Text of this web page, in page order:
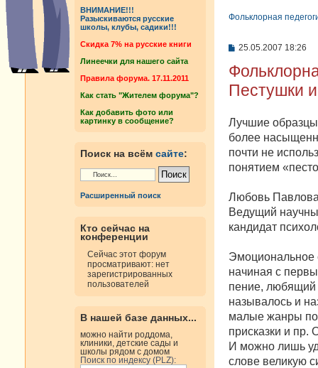
ВНИМАНИЕ!!!
Разыскиваются русские
школы, клубы, садики!!!
Cкидка 7% на русские книги
Линеечки для нашего сайта
Правила форума. 17.11.2011
Как стать "Жителем форума"?
Как добавить фото или
картинку в сообщение?
Поиск на всём сайте:
Расширенный поиск
Кто сейчас на
конференции
Сейчас этот форум
просматривают: нет
зарегистрированных
пользователей
В нашей базе данных...
можно найти роддома,
клиники, детские сады и
школы рядом с домом
Поиск по индексу (PLZ):
Фольклорная
С
о
б
щ
е
е
25.05.2007 18:26
Пестушки
Лучшие
более
почти не
понятием
Любовь
Ведущий
кандидат
Эмоциональное
начиная с
пение, любящий
называлось и
малые жанры
присказки и пр.
И можно лишь
слове великую